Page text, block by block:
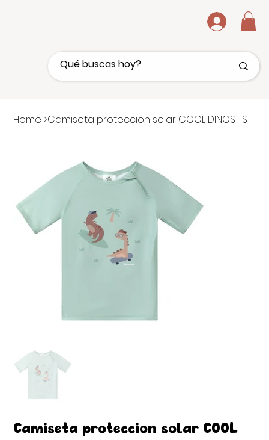
.
Home >Camiseta proteccion solar COOL DINOS -S
Camiseta proteccion solar COOL